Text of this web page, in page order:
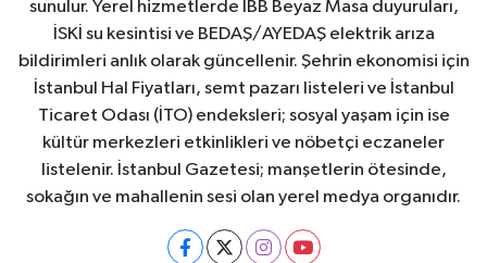
sunulur. Yerel hizmetlerde İBB Beyaz Masa duyuruları,
İSKİ su kesintisi ve BEDAŞ/AYEDAŞ elektrik arıza
bildirimleri anlık olarak güncellenir. Şehrin ekonomisi için
İstanbul Hal Fiyatları, semt pazarı listeleri ve İstanbul
Ticaret Odası (İTO) endeksleri; sosyal yaşam için ise
kültür merkezleri etkinlikleri ve nöbetçi eczaneler
listelenir. İstanbul Gazetesi; manşetlerin ötesinde,
sokağın ve mahallenin sesi olan yerel medya organıdır.